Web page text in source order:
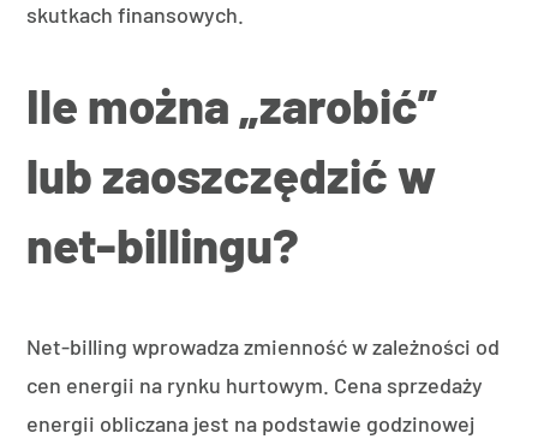
skutkach finansowych.
Ile można „zarobić”
lub zaoszczędzić w
net-billingu?
Net-billing wprowadza zmienność w zależności od
cen energii na rynku hurtowym. Cena sprzedaży
energii obliczana jest na podstawie godzinowej